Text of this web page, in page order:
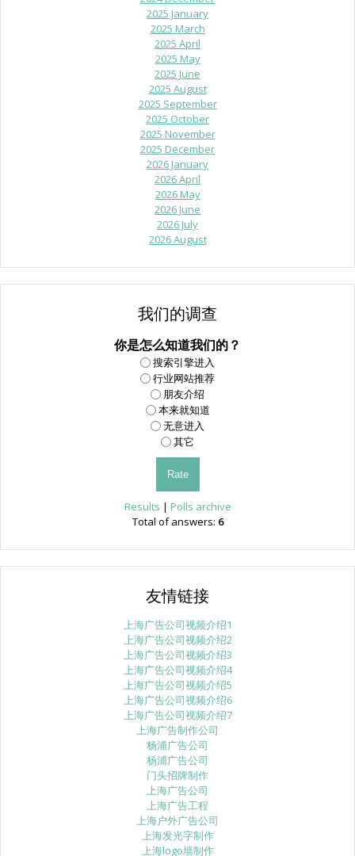
2025 January
2025 March
2025 April
2025 May
2025 June
2025 August
2025 September
2025 October
2025 November
2025 December
2026 January
2026 April
2026 May
2026 June
2026 July
2026 August
我们的调查
你是怎么知道我们的？
搜索引擎进入
行业网站推荐
朋友介绍
本来就知道
无意进入
其它
Results | Polls archive
Total of answers: 6
友情链接
上海广告公司视频介绍1
上海广告公司视频介绍2
上海广告公司视频介绍3
上海广告公司视频介绍4
上海广告公司视频介绍5
上海广告公司视频介绍6
上海广告公司视频介绍7
上海广告制作公司
杨浦广告公司
杨浦广告公司
门头招牌制作
上海广告公司
上海广告工程
上海户外广告公司
上海发光字制作
上海logo墙制作